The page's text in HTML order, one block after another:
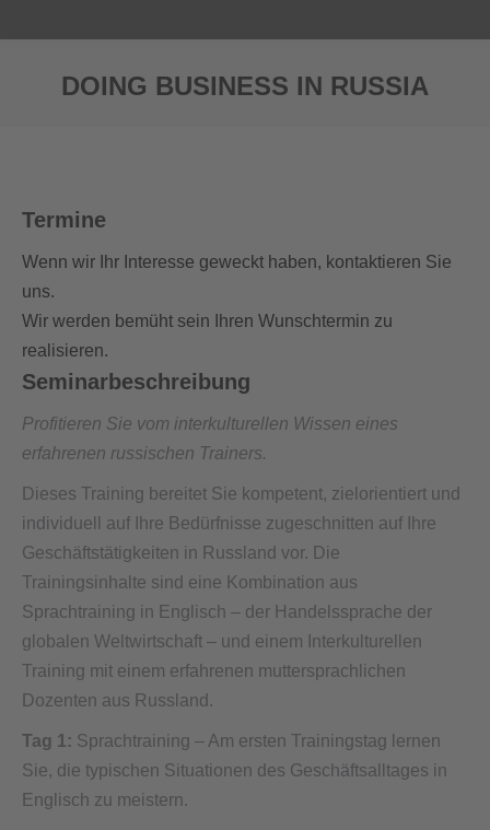
DOING BUSINESS IN RUSSIA
Termine
Wenn wir Ihr Interesse geweckt haben, kontaktieren Sie
uns.
Wir werden bemüht sein Ihren Wunschtermin zu
realisieren.
Seminarbeschreibung
Profitieren Sie vom interkulturellen Wissen eines
erfahrenen russischen Trainers.
Dieses Training bereitet Sie kompetent, zielorientiert und
individuell auf Ihre Bedürfnisse zugeschnitten auf Ihre
Geschäftstätigkeiten in Russland vor. Die
Trainingsinhalte sind eine Kombination aus
Sprachtraining in Englisch – der Handelssprache der
globalen Weltwirtschaft – und einem Interkulturellen
Training mit einem erfahrenen muttersprachlichen
Dozenten aus Russland.
Tag 1: Sprachtraining – Am ersten Trainingstag lernen
Sie, die typischen Situationen des Geschäftsalltages in
Englisch zu meistern.